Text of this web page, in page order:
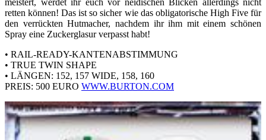
retten können! Das ist so sicher wie das obligatorische High Five für
den verrückten Hutmacher, nachdem ihr ihm mit einem schönen
Spray eine Zuckerglasur verpasst habt!
• RAIL-READY-KANTENABSTIMMUNG
• TRUE TWIN SHAPE
• LÄNGEN: 152, 157 WIDE, 158, 160
PREIS: 500 EURO WWW.BURTON.COM